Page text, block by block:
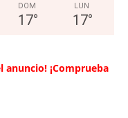
DOM
17°
LUN
17°
anuncio! ¡Comprueba